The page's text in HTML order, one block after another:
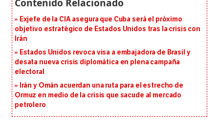
Exjefe de la CIA asegura que Cuba será el próximo
objetivo estratégico de Estados Unidos tras la crisis con
Irán
Estados Unidos revoca visa a embajadora de Brasil y
desata nueva crisis diplomática en plena campaña
electoral
Irán y Omán acuerdan una ruta para el estrecho de
Ormuz en medio de la crisis que sacude al mercado
petrolero